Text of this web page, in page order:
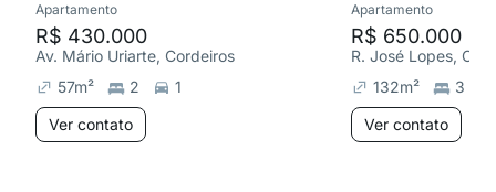
Apartamento
R$ 430.000
Av. Mário Uriarte, Cordeiros
57m² 2
1
Ver contato
Apartamento
R$ 650.000
R. José Lopes,
132m²
3
Ver contato